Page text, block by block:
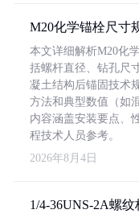
M20化学锚栓尺寸
本文详细解析M20化
括螺杆直径、钻孔尺
凝土结构后锚固技术
方法和典型数值（如
内容涵盖安装要点、
程技术人员参考。
2026年8月4日
1/4-36UNS-2A螺